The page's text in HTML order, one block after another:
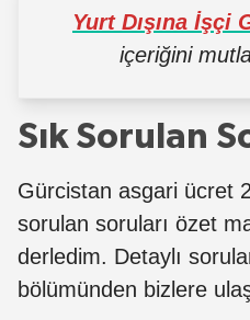
Yurt Dışına İşçi
içeriğini
Sık Sorulan
Gürcistan asgari ücret
sorulan soruları özet
derledim. Detaylı
bölümünden bizlere